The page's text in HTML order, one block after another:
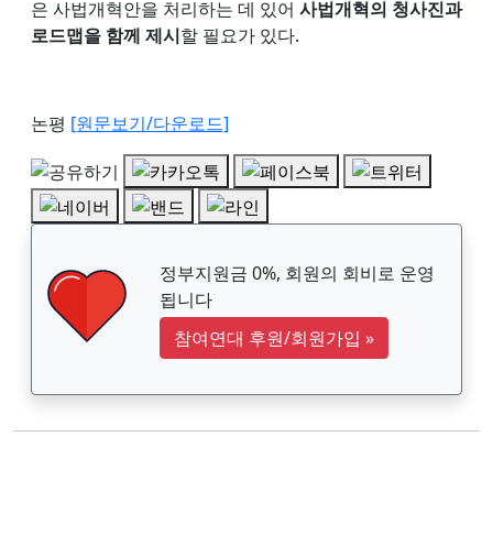
은 사법개혁안을 처리하는 데 있어 사법개혁의 청사진과
로드맵을 함께 제시할 필요가 있다.
논평 [원문보기/다운로드]
정부지원금 0%, 회원의 회비로 운영
됩니다
참여연대 후원/회원가입 »